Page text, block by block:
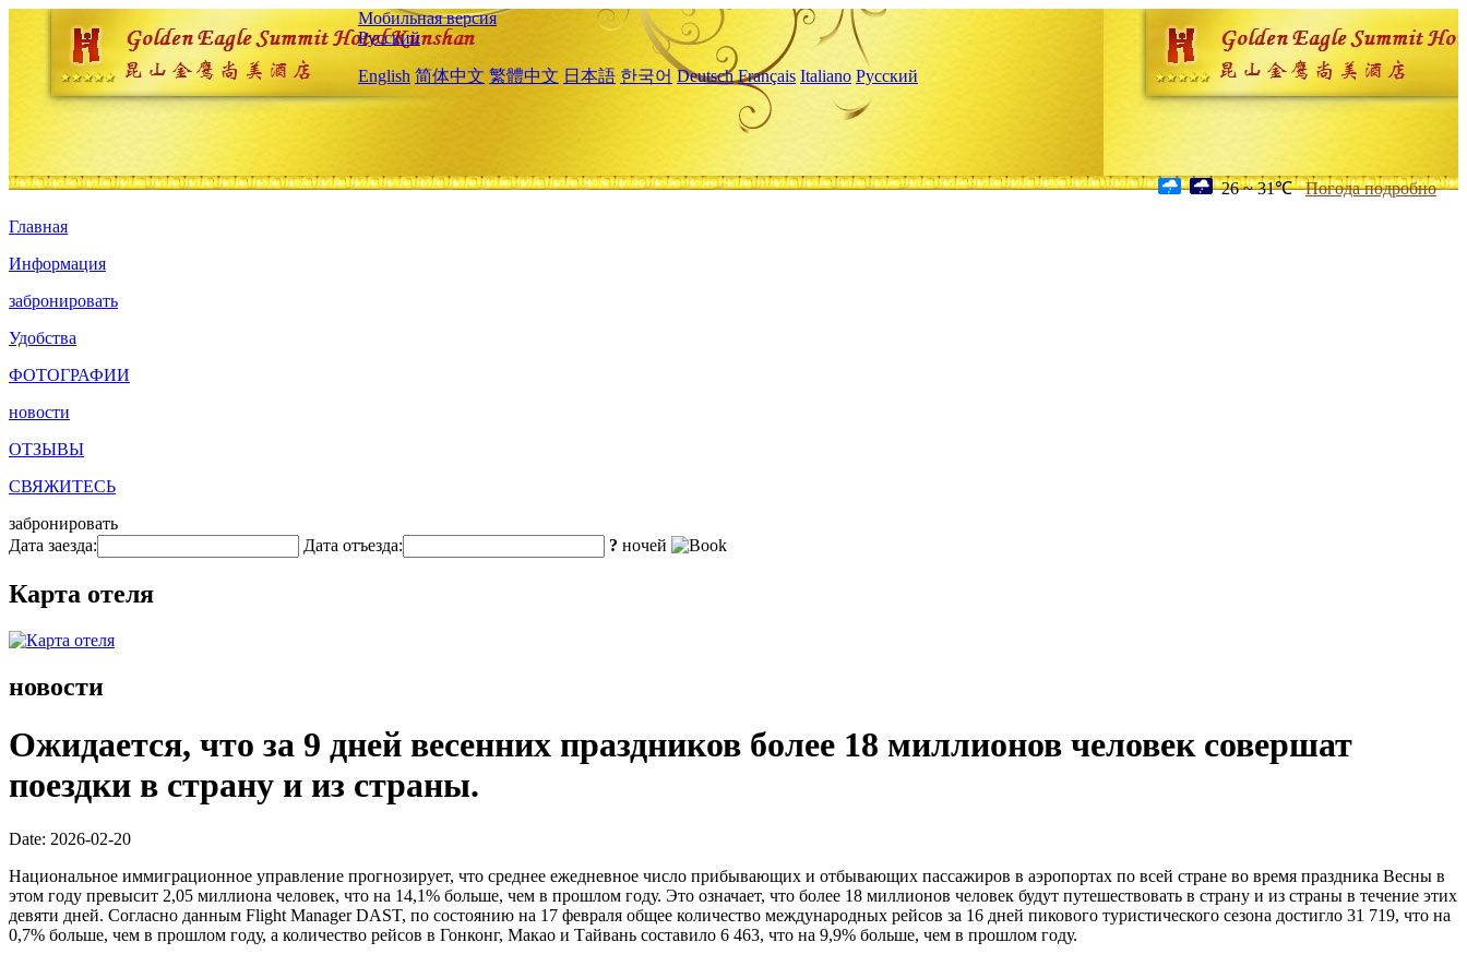
Мобильная версия
Русский
English 简体中文 繁體中文 日本語 한국어 Deutsch Français Italiano Русский
26 ~ 31℃ Погода подробно
Главная
Информация
забронировать
Удобства
ФОТОГРАФИИ
новости
ОТЗЫВЫ
СВЯЖИТЕСЬ
забронировать
Дата заезда:
Дата отъезда: ? ночей
Карта отеля
новости
Ожидается, что за 9 дней весенних праздников более 18 миллионов человек совершат
поездки в страну и из страны.
Date: 2026-02-20
Национальное иммиграционное управление прогнозирует, что среднее ежедневное число прибывающих и отбывающих пассажиров в аэропортах по всей стране во время праздника Весны в
этом году превысит 2,05 миллиона человек, что на 14,1% больше, чем в прошлом году. Это означает, что более 18 миллионов человек будут путешествовать в страну и из страны в течение этих
девяти дней. Согласно данным Flight Manager DAST, по состоянию на 17 февраля общее количество международных рейсов за 16 дней пикового туристического сезона достигло 31 719, что на
0,7% больше, чем в прошлом году, а количество рейсов в Гонконг, Макао и Тайвань составило 6 463, что на 9,9% больше, чем в прошлом году.